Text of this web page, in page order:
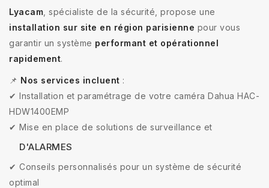
Lyacam , spécialiste de la sécurité, propose une
installation sur site en région parisienne pour vous
garantir un système performant et opérationnel
rapidement.
📌 Nos services incluent :
✔ Installation et paramétrage de votre caméra Dahua HAC-
HDW1400EMP
✔ Mise en place de solutions de surveillance et
D'ALARMES
✔ Conseils personnalisés pour un système de sécurité
optimal